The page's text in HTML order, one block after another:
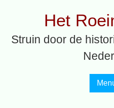
Het
Struin door de